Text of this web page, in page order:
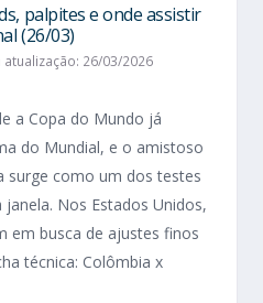
palpites e onde assistir
(26/03)
atualização: 26/03/2026
a Copa do Mundo já
do Mundial, e o amistoso
surge como um dos testes
Nos Estados Unidos,
em busca de ajustes finos
técnica: Colômbia x